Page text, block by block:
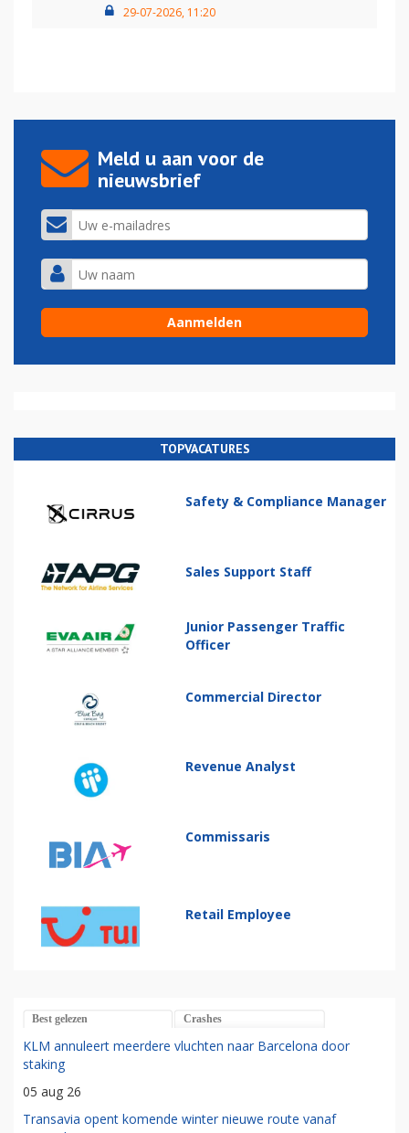
29-07-2026, 11:20
Meld u aan voor de
nieuwsbrief
TOPVACATURES
Safety & Compliance Manager
Sales Support Staff
Junior Passenger Traffic
Officer
Commercial Director
Revenue Analyst
Commissaris
Retail Employee
Best gelezen Crashes
KLM annuleert meerdere vluchten naar Barcelona door
staking
05 aug 26
Transavia opent komende winter nieuwe route vanaf